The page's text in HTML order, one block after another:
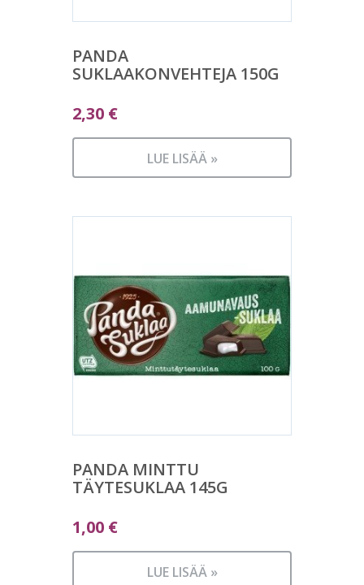
PANDA
SUKLAAKONVEHTEJA 150G
2,30 €
LUE LISÄÄ »
PANDA MINTTU
TÄYTESUKLAA 145G
1,00 €
LUE LISÄÄ »